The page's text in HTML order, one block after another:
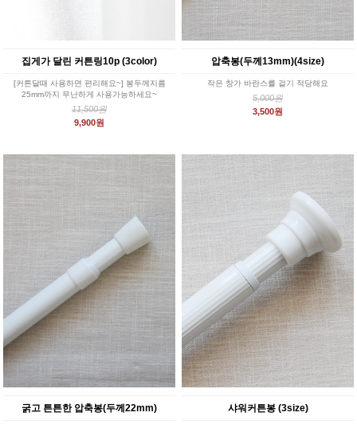
집게가 달린 커튼링10p (3color)
[커튼달때 사용하면 편리해요~] 봉두께지름
25mm까지 무난하게 사용가능하세요~
11,500원
9,900원
압축봉(두께13mm)(4size)
작은 창가 바란스를 걸기 적당해요
5,000원
3,500원
굵고 튼튼한 압축봉(두께22mm) 샤워커튼봉 (3size)